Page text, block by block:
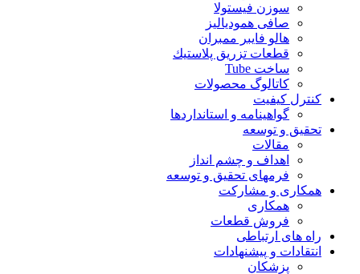
سوزن فیستولا
صافی همودیالیز
هالو فایبر ممبران
قطعات تزريق پلاستيك
ساخت Tube
کاتالوگ محصولات
کیفیت
گواهينامه و استانداردها
و توسعه
مقالات
اهداف و چشم انداز
فرمهای تحقیق و توسعه
و مشارکت
همکاری
فروش قطعات
های ارتباطی
و پيشنهادات
پزشكان